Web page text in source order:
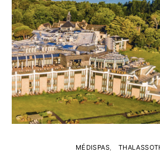
MÉDISPAS